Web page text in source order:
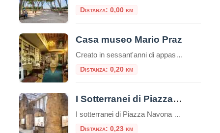
Distanza: 0,00 km
Casa museo Mario Praz
Creato in sessant'anni di appassionato collezionismo da Mario Praz (Roma 1896-1982) anglista e critico di levatura internazionale, al Casa Museo Mario Praz si presenta come una dimora nobiliare del secolo XIX. Mario Praz - pescatore, scrittore e
Distanza: 0,20 km
I Sotterranei di Piazza Navona
I sotterranei di Piazza Navona sono un complesso di ambienti sotterranei situati sotto la famosa Piazza Navona di Roma, in Italia. Questi sotterranei sono noti come “Stadio di Domiziano” e rappresentano uno dei siti archeologici più importanti della città. Piazza Navona, la più bella piazza barocca di Roma, occupa la pista dell’antico “Stadio di Domiziano”, […]
Distanza: 0,23 km